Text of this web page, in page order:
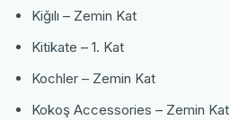
Kiğılı – Zemin Kat
Kitikate – 1. Kat
Kochler – Zemin Kat
Kokoş Accessories – Zemin Kat